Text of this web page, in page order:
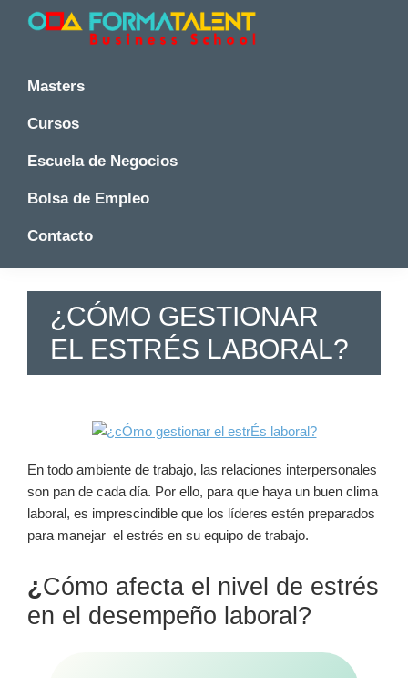
Saltar
Saltar
Saltar
principal
y
Master
en
Madrid
Formatalent
y
en
-
Formatalent
Masters
Cursos
Escuela de Negocios
Bolsa de Empleo
Contacto
¿CÓMO GESTIONAR
EL ESTRÉS LABORAL?
En todo ambiente de trabajo, las relaciones interpersonales
son pan de cada día. Por ello, para que haya un buen clima
laboral, es imprescindible que los líderes estén preparados
para manejar el estrés en su equipo de trabajo.
¿Cómo afecta el nivel de estrés
en el desempeño laboral?